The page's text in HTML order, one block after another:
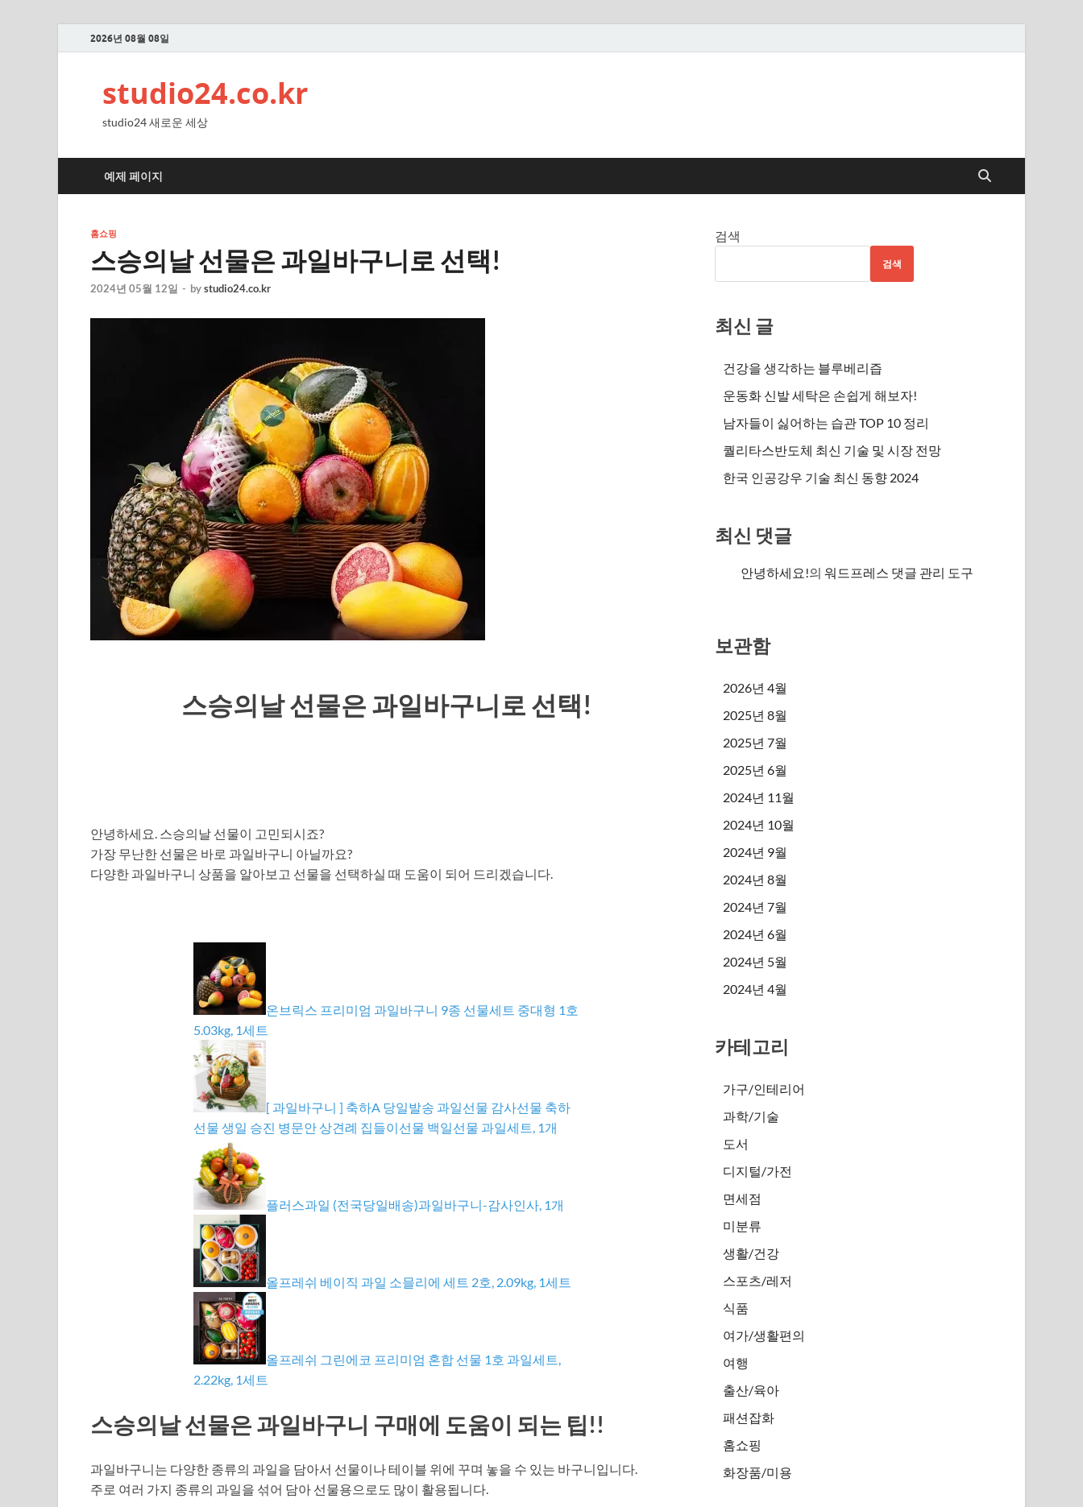
2026년 08월 08일
studio24.co.kr
studio24 새로운 세상
예제 페이지
홈쇼핑
스승의날 선물은 과일바구니로 선택!
2024년 05월 12일 - bystudio24.co.kr
스승의날 선물은 과일바구니로 선택!
안녕하세요. 스승의날 선물이 고민되시죠?
가장 무난한 선물은 바로 과일바구니 아닐까요?
다양한 과일바구니 상품을 알아보고 선물을 선택하실 때 도움이 되어 드리겠습니다.
온브릭스 프리미엄 과일바구니 9종 선물세트 중대형 1호
5.03kg, 1세트
[ 과일바구니 ] 축하A 당일발송 과일선물 감사선물 축하
선물 생일 승진 병문안 상견례 집들이선물 백일선물 과일세트, 1개
플러스과일 (전국당일배송)과일바구니-감사인사, 1개
올프레쉬 베이직 과일 소믈리에 세트 2호, 2.09kg, 1세트
올프레쉬 그린에코 프리미엄 혼합 선물 1호 과일세트,
2.22kg, 1세트
스승의날 선물은 과일바구니 구매에 도움이 되는 팁!!
과일바구니는 다양한 종류의 과일을 담아서 선물이나 테이블 위에 꾸며 놓을 수 있는 바구니입니다.
주로 여러 가지 종류의 과일을 섞어 담아 선물용으로도 많이 활용됩니다.
검색
검색
최신 글
건강을 생각하는 블루베리즙
운동화 신발 세탁은 손쉽게 해보자!
남자들이 싫어하는 습관 TOP 10 정리
퀄리타스반도체 최신 기술 및 시장 전망
한국 인공강우 기술 최신 동향 2024
최신 댓글
안녕하세요!의워드프레스 댓글 관리 도구
보관함
2026년 4월
2025년 8월
2025년 7월
2025년 6월
2024년 11월
2024년 10월
2024년 9월
2024년 8월
2024년 7월
2024년 6월
2024년 5월
2024년 4월
카테고리
가구/인테리어
과학/기술
도서
디지털/가전
면세점
미분류
생활/건강
스포츠/레저
식품
여가/생활편의
여행
출산/육아
패션잡화
홈쇼핑
화장품/미용